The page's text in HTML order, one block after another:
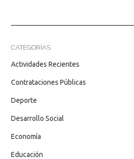
CATEGORÍAS
Actividades Recientes
Contrataciones Públicas
Deporte
Desarrollo Social
Economía
Educación